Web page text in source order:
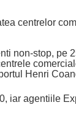
centrelor
non-stop, pe
Henri
iar agentiile